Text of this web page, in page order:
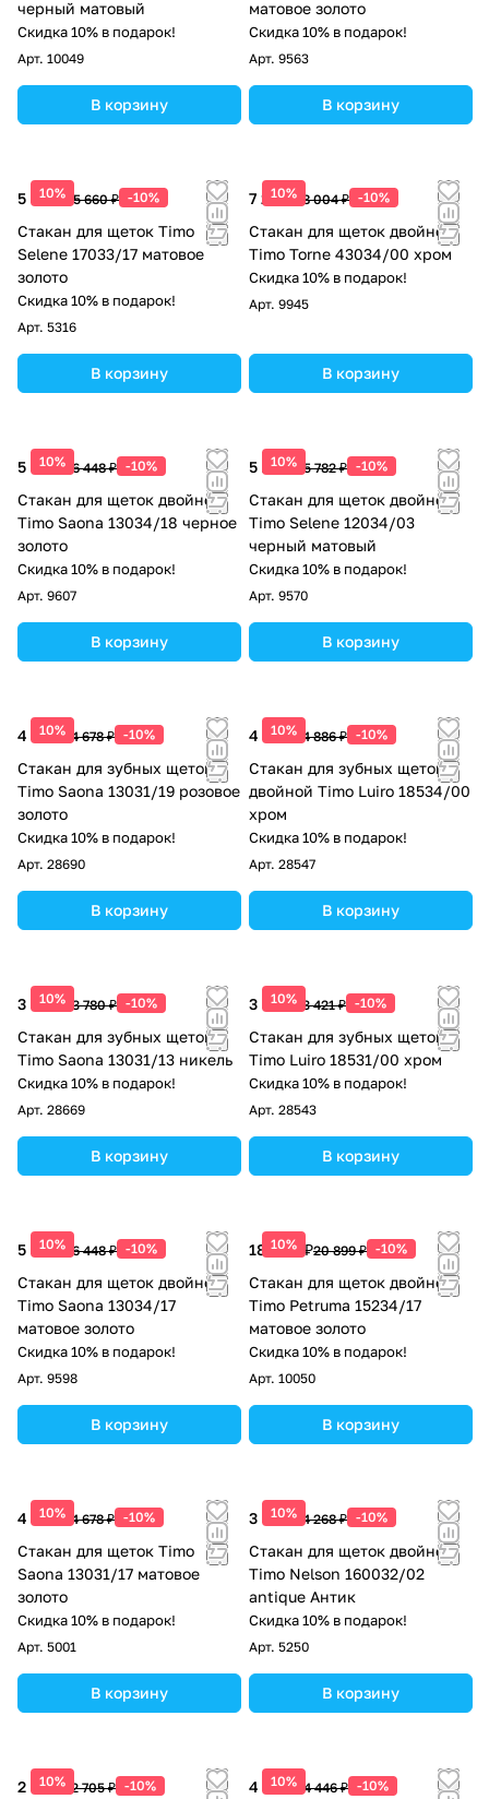
черный матовый
Скидка 10% в подарок!
Арт. 10049
В корзину
матовое золото
Скидка 10% в подарок!
Арт. 9563
В корзину
10%
5 094 ₽ 5 660 ₽ -10%
Стакан для щеток Timo
Selene 17033/17 матовое
золото
Скидка 10% в подарок!
Арт. 5316
В корзину
10%
7 204 ₽ 8 004 ₽ -10%
Стакан для щеток двойной
Timo Torne 43034/00 хром
Скидка 10% в подарок!
Арт. 9945
В корзину
10%
5 803 ₽ 6 448 ₽ -10%
Стакан для щеток двойной
Timo Saona 13034/18 черное
золото
Скидка 10% в подарок!
Арт. 9607
В корзину
10%
5 204 ₽ 5 782 ₽ -10%
Стакан для щеток двойной
Timo Selene 12034/03
черный матовый
Скидка 10% в подарок!
Арт. 9570
В корзину
10%
4 210 ₽ 4 678 ₽ -10%
Стакан для зубных щеток
Timo Saona 13031/19 розовое
золото
Скидка 10% в подарок!
Арт. 28690
В корзину
10%
4 397 ₽ 4 886 ₽ -10%
Стакан для зубных щеток
двойной Timo Luiro 18534/00
хром
Скидка 10% в подарок!
Арт. 28547
В корзину
10%
3 402 ₽ 3 780 ₽ -10%
Стакан для зубных щеток
Timo Saona 13031/13 никель
Скидка 10% в подарок!
Арт. 28669
В корзину
10%
3 079 ₽ 3 421 ₽ -10%
Стакан для зубных щеток
Timo Luiro 18531/00 хром
Скидка 10% в подарок!
Арт. 28543
В корзину
10%
5 803 ₽ 6 448 ₽ -10%
Стакан для щеток двойной
Timo Saona 13034/17
матовое золото
Скидка 10% в подарок!
Арт. 9598
В корзину
10%
18 809 ₽20 899 ₽ -10%
Стакан для щеток двойной
Timo Petruma 15234/17
матовое золото
Скидка 10% в подарок!
Арт. 10050
В корзину
10%
4 210 ₽ 4 678 ₽ -10%
Стакан для щеток Timo
Saona 13031/17 матовое
золото
Скидка 10% в подарок!
Арт. 5001
В корзину
10%
3 841 ₽ 4 268 ₽ -10%
Стакан для щеток двойной
Timo Nelson 160032/02
antique Антик
Скидка 10% в подарок!
Арт. 5250
В корзину
10%
2 435 ₽ 2 705 ₽ -10% 10%
4 001 ₽ 4 446 ₽ -10%